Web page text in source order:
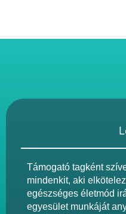
Támogató tagként
mindenkit, aki
egészséges életmód
egyesület munkáját